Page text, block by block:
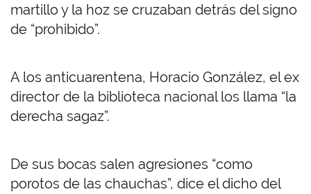
martillo y la hoz se cruzaban detrás del signo
de “prohibido”.
A los anticuarentena, Horacio González, el ex
director de la biblioteca nacional los llama “la
derecha sagaz”.
De sus bocas salen agresiones “como
porotos de las chauchas”, dice el dicho del